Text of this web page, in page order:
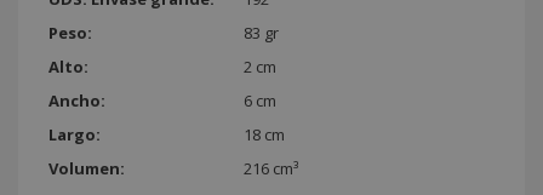
Peso:
83 gr
Alto:
2 cm
Ancho:
6 cm
Largo:
18 cm
Volumen:
216 cm³